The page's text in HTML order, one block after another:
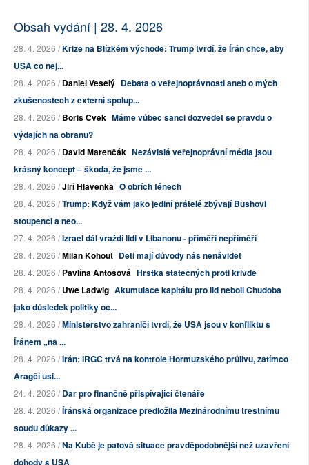
Obsah vydání | 28. 4. 2026
28. 4. 2026 /Krize na Blízkém východě: Trump tvrdí, že Írán chce, aby
USA co nej...
28. 4. 2026 /Daniel Veselý Debata o veřejnoprávnosti aneb o mých
zkušenostech z externí spolup...
28. 4. 2026 /Boris Cvek Máme vůbec šanci dozvědět se pravdu o
výdajích na obranu?
28. 4. 2026 /David Marenčák Nezávislá veřejnoprávní média jsou
krásný koncept – škoda, že jsme ...
28. 4. 2026 /Jiří Hlavenka O obřích fénech
28. 4. 2026 /Trump: Když vám jako jediní přátelé zbývají Bushovi
stoupenci a neo...
27. 4. 2026 /Izrael dál vraždí lidi v Libanonu - příměří nepříměří
28. 4. 2026 /Milan Kohout Děti mají důvody nás nenávidět
28. 4. 2026 /Pavlína Antošová Hrstka statečných proti křivdě
28. 4. 2026 /Uwe Ladwig Akumulace kapitálu pro lid neboli Chudoba
jako důsledek politiky oc...
28. 4. 2026 /Ministerstvo zahraničí tvrdí, že USA jsou v konfliktu s
Íránem „na ...
28. 4. 2026 /Írán: IRGC trvá na kontrole Hormuzského průlivu, zatímco
Aragčí usi...
24. 4. 2026 /Dar pro finančně přispívající čtenáře
28. 4. 2026 /Íránská organizace předložila Mezinárodnímu trestnímu
soudu důkazy ...
28. 4. 2026 /Na Kubě je patová situace pravděpodobnější než uzavření